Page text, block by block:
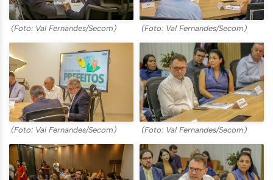
(Foto: Val Fernandes/Secom) (Foto: Val Fernandes/Secom)
(Foto: Val Fernandes/Secom) (Foto: Val Fernandes/Secom)